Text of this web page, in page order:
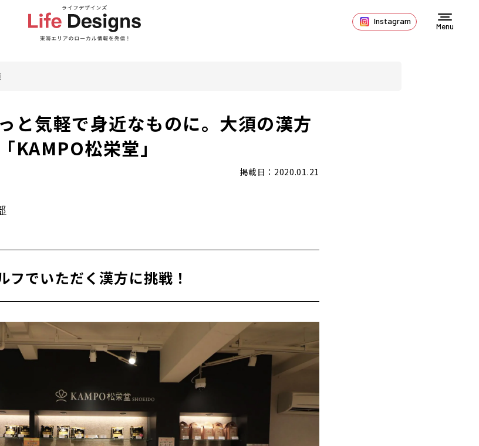
Instagram
Menu
と気軽で身近なものに。大須の漢方
KAMPO松栄堂」
掲載日：2020.01.21
フでいただく漢方に挑戦！